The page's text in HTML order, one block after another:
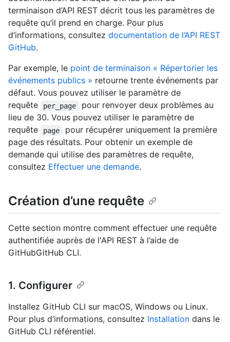
terminaison d’API REST décrit tous les paramètres de
requête qu’il prend en charge. Pour plus
d’informations, consultez documentation de l’API REST
GitHub.
Par exemple, le point de terminaison « Répertorier les
événements publics » retourne trente événements par
défaut. Vous pouvez utiliser le paramètre de
requête
per_page
pour renvoyer deux problèmes au
lieu de 30. Vous pouvez utiliser le paramètre de
requête
page
pour récupérer uniquement la première
page des résultats. Pour obtenir un exemple de
demande qui utilise des paramètres de requête,
consultez Effectuer une demande.
Création d’une requête
Cette section montre comment effectuer une requête
authentifiée auprès de l'API REST à l’aide de
GitHubGitHub CLI.
1. Configurer
Installez GitHub CLI sur macOS, Windows ou Linux.
Pour plus d’informations, consultez Installation dans le
GitHub CLI référentiel.